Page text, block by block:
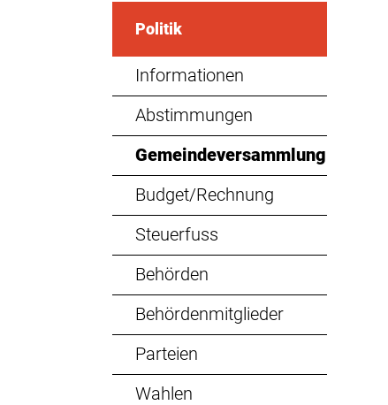
Politik
Informationen
Abstimmungen
Gemeindeversammlung
(ausgewählt)
Budget/Rechnung
Steuerfuss
Behörden
Behördenmitglieder
Parteien
Wahlen